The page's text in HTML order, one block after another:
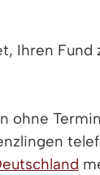
Ihren Fund
ohne